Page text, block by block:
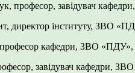
професор, завідувач
директор інституту, ЗВО
кафедри, ЗВО «ПДУ»,
завідувач кафедри,